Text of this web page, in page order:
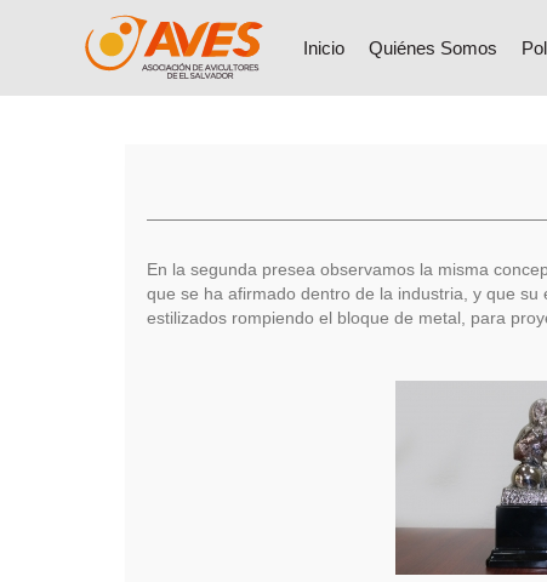
Inicio Quiénes Somos
En la segunda presea observamos la misma
que se ha afirmado dentro de la industria, y que
estilizados rompiendo el bloque de metal, para